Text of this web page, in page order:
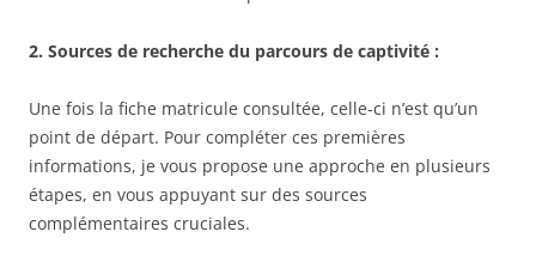
2. Sources de recherche du parcours de captivité :
Une fois la fiche matricule consultée, celle-ci n’est qu’un
point de départ. Pour compléter ces premières
informations, je vous propose une approche en plusieurs
étapes, en vous appuyant sur des sources
complémentaires cruciales.